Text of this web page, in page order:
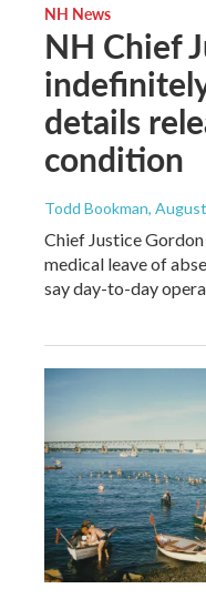
NH News
NH Chief
details
condition
Todd Bookman,
Chief Justice
medical leave of
say day-to-day